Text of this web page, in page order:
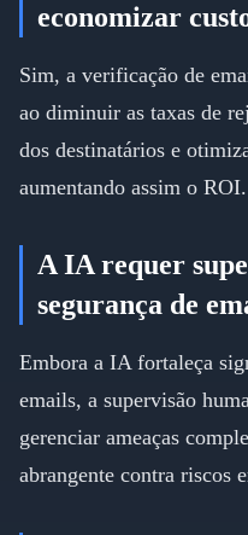
economizar
Sim, a verificação de
ao diminuir as taxas de
dos destinatários e
aumentando assim o ROI.
A IA requer
segurança de
Embora a IA fortaleça
emails, a supervisão
gerenciar ameaças
abrangente contra riscos